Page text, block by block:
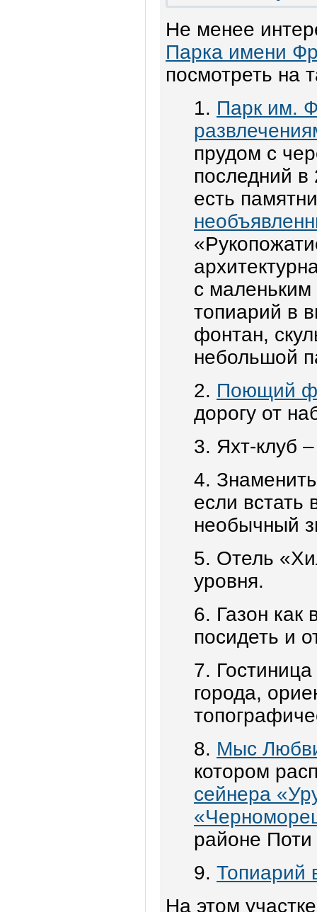
Не менее
Парка имени
посмотреть на
1. Парк им.
прудом с
последний
есть
с
топиарий в
фонтан,
небольшой
2. Поющий
дорогу от
3. Яхт-клуб
4.
если встать
необычный
5. Отель
уровня.
6. Газон как
посидеть и
7.
города,
8. Мыс
котором
сейнера
районе
9. Топиарий
На этом